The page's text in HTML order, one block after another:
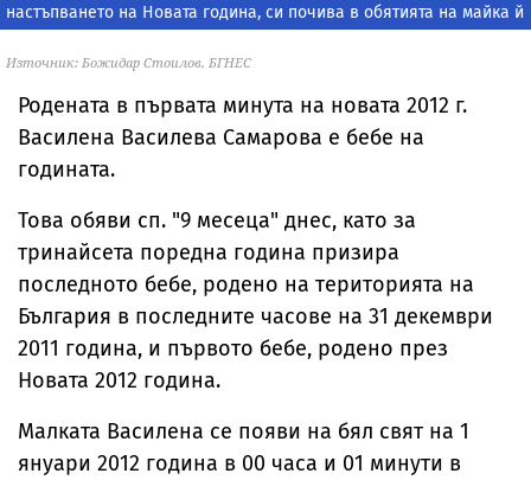
настъпването на Новата година, си почива в обятията на майка й
Източник: Божидар Стоилов, БГНЕС
Родената в първата минута на новата 2012 г.
Василена Василева Самарова е бебе на
годината.
Това обяви сп. "9 месеца" днес, като за
тринайсета поредна година призира
последното бебе, родено на територията на
България в последните часове на 31 декември
2011 година, и първото бебе, родено през
Новата 2012 година.
Малката Василена се появи на бял свят на 1
януари 2012 година в 00 часа и 01 минути в